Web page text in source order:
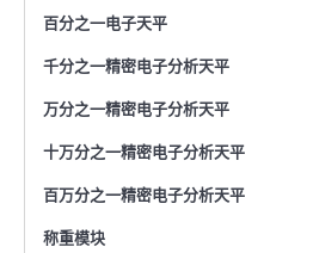
百分之一电子天平
千分之一精密电子分析天平
万分之一精密电子分析天平
十万分之一精密电子分析天平
百万分之一精密电子分析天平
称重模块